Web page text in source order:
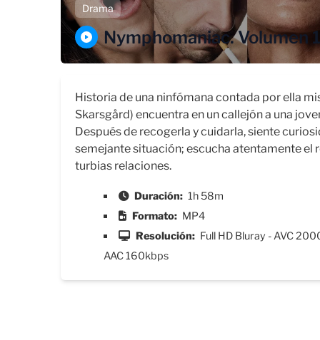
Drama
Nymphomaniac. Volumen
Historia de una ninfómana contada por ella
Skarsgård) encuentra en un callejón a una
Después de recogerla y cuidarla, siente
semejante situación; escucha atentamente el
turbias relaciones.
Duración: 1h 58m
Formato: MP4
Resolución: Full HD Bluray - AVC
AAC 160kbps